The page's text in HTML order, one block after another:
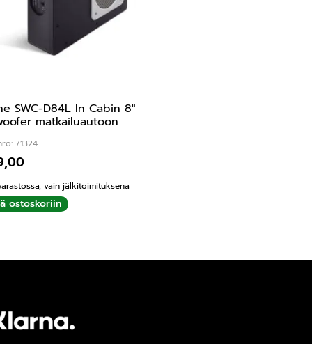
SWC-D84L In Cabin 8″
matkailuautoon
71324
vain jälkitoimituksena
ostoskoriin